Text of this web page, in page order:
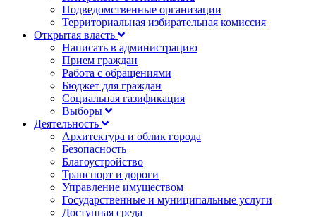
Подведомственные организации
Территориальная избирательная комиссия
Открытая власть
Написать в администрацию
Прием граждан
Работа с обращениями
Бюджет для граждан
Социальная газификация
Выборы
Деятельность
Архитектура и облик города
Безопасность
Благоустройство
Транспорт и дороги
Управление имуществом
Государственные и муниципальные услуги
Доступная среда